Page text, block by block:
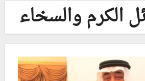
الكرم والسخاء